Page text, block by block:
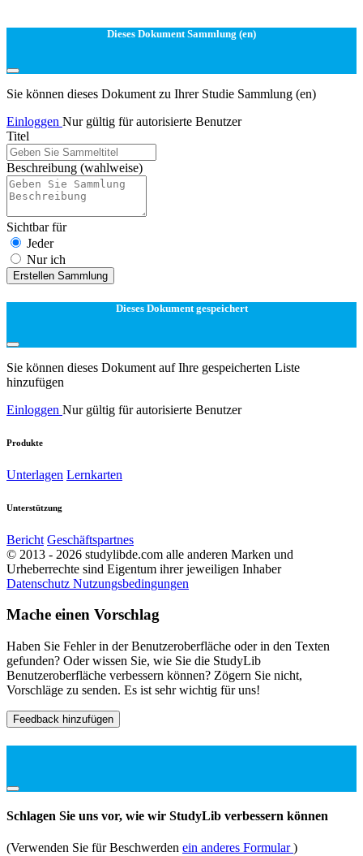
Dieses Dokument Sammlung (en)
Sie können dieses Dokument zu Ihrer Studie Sammlung (en)
Einloggen Nur gültig für autorisierte Benutzer
Titel
Beschreibung (wahlweise)
Sichtbar für
Jeder
Nur ich
Erstellen Sammlung
Dieses Dokument gespeichert
Sie können dieses Dokument auf Ihre gespeicherten Liste
hinzufügen
Einloggen Nur gültig für autorisierte Benutzer
Produkte
Unterlagen Lernkarten
Unterstützung
Bericht Geschäftspartnes
© 2013 - 2026 studylibde.com alle anderen Marken und
Urheberrechte sind Eigentum ihrer jeweiligen Inhaber
Datenschutz Nutzungsbedingungen
Mache einen Vorschlag
Haben Sie Fehler in der Benutzeroberfläche oder in den Texten
gefunden? Oder wissen Sie, wie Sie die StudyLib
Benutzeroberfläche verbessern können? Zögern Sie nicht,
Vorschläge zu senden. Es ist sehr wichtig für uns!
Feedback hinzufügen
Schlagen Sie uns vor, wie wir StudyLib verbessern können
(Verwenden Sie für Beschwerden ein anderes Formular)